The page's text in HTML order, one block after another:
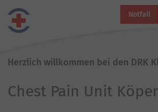
Notfall
Herzlich willkommen bei den DRK
Chest Pain Unit